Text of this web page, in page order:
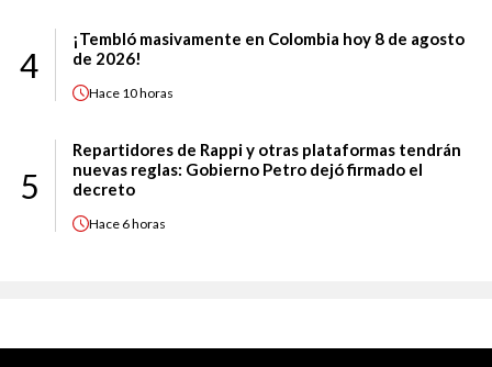
4
¡Tembló masivamente en Colombia hoy 8 de agosto
de 2026!
Hace 10 horas
5
Repartidores de Rappi y otras plataformas tendrán
nuevas reglas: Gobierno Petro dejó firmado el
decreto
Hace 6 horas